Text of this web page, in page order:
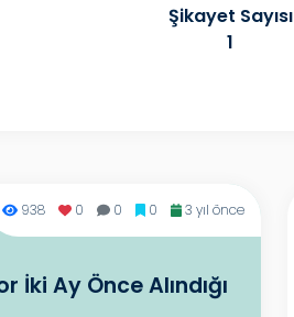
Şikayet Sayısı
1
İki Ay Önce Alındığı
938 0 0 0 3 yıl önce